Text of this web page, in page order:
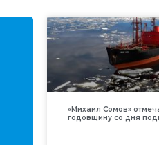
«Михаил Сомов»
годовщину со дня